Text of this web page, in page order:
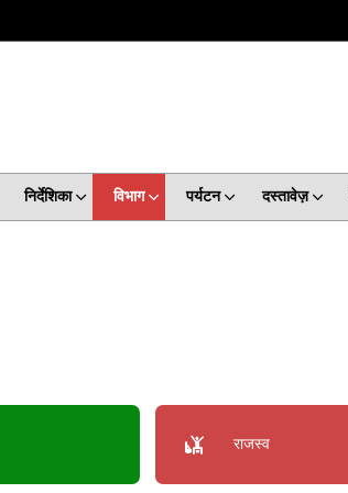
निर्देशिका विभाग पर्यटन दस्तावेज़
राजस्व